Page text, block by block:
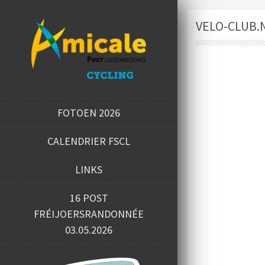
FOTOEN 2026
CALENDRIER FSCL
LINKS
16 POST
FRÉIJOERSRANDONNÉE
03.05.2026
VELO-